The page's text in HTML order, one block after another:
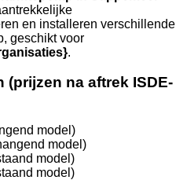
en installeren verschillende
geschikt voor
.
na aftrek ISDE-
model)
model)
model)
model)